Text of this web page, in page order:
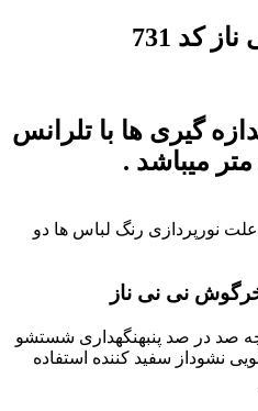
کد 731
گیری ها با تلرانس
رنگ لباس ها دو
نی نی ناز
صد در صد پنبهنگهداری شستشو
نشوداز سفید کننده استفاده